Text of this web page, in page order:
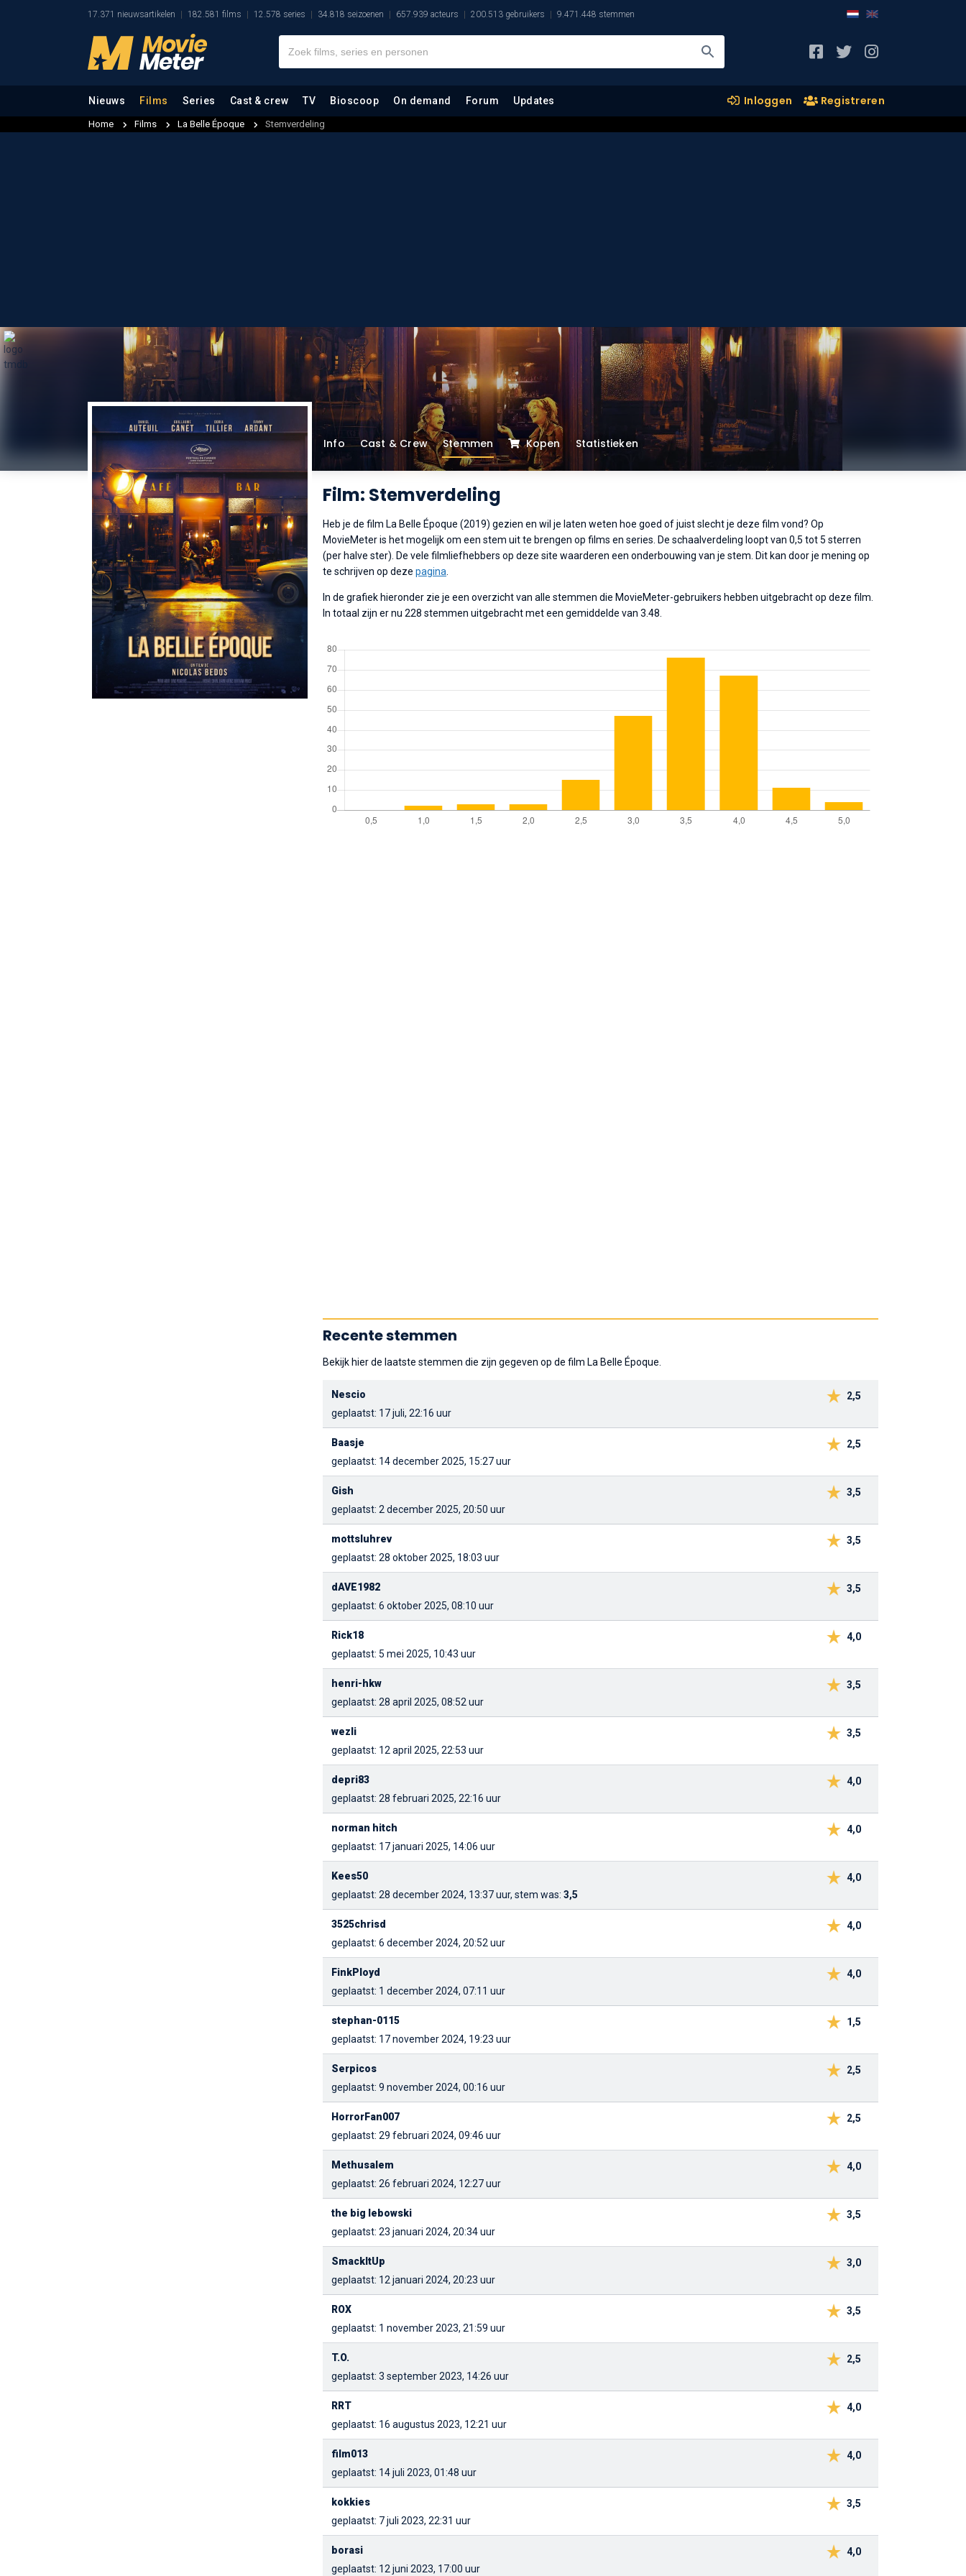
17.371 nieuwsartikelen 182.581 films 12.578 series 34.818 seizoenen 657.939 acteurs 200.513 gebruikers 9.471.448 stemmen
Nieuws Films Series Cast & crew TV Bioscoop On demand Forum Updates Inloggen Registreren
Home Films La Belle Époque Stemverdeling
Info Cast & Crew Stemmen Kopen Statistieken
Film: Stemverdeling
Heb je de film La Belle Époque (2019) gezien en wil je laten weten hoe goed of juist slecht je deze film vond? Op
MovieMeter is het mogelijk om een stem uit te brengen op films en series. De schaalverdeling loopt van 0,5 tot 5 sterren
(per halve ster). De vele filmliefhebbers op deze site waarderen een onderbouwing van je stem. Dit kan door je mening op
te schrijven op deze pagina
In de grafiek hieronder zie je een overzicht van alle stemmen die MovieMeter-gebruikers hebben uitgebracht op deze film.
In totaal zijn er nu 228 stemmen uitgebracht met een gemiddelde van 3.48.
Recente stemmen
Bekijk hier de laatste stemmen die zijn gegeven op de film La Belle Époque.
2,5
Nescio
geplaatst: 17 juli, 22:16 uur
2,5
Baasje
geplaatst: 14 december 2025, 15:27 uur
3,5
Gish
geplaatst: 2 december 2025, 20:50 uur
3,5
mottsluhrev
geplaatst: 28 oktober 2025, 18:03 uur
3,5
dAVE1982
geplaatst: 6 oktober 2025, 08:10 uur
4,0
Rick18
geplaatst: 5 mei 2025, 10:43 uur
3,5
henri-hkw
geplaatst: 28 april 2025, 08:52 uur
3,5
wezli
geplaatst: 12 april 2025, 22:53 uur
4,0
depri83
geplaatst: 28 februari 2025, 22:16 uur
4,0
norman hitch
geplaatst: 17 januari 2025, 14:06 uur
4,0
Kees50
geplaatst: 28 december 2024, 13:37 uur, stem was: 3,5
4,0
3525chrisd
geplaatst: 6 december 2024, 20:52 uur
4,0
FinkPloyd
geplaatst: 1 december 2024, 07:11 uur
1,5
stephan-0115
geplaatst: 17 november 2024, 19:23 uur
2,5
Serpicos
geplaatst: 9 november 2024, 00:16 uur
2,5
HorrorFan007
geplaatst: 29 februari 2024, 09:46 uur
4,0
Methusalem
geplaatst: 26 februari 2024, 12:27 uur
3,5
the big lebowski
geplaatst: 23 januari 2024, 20:34 uur
3,0
SmackItUp
geplaatst: 12 januari 2024, 20:23 uur
3,5
ROX
geplaatst: 1 november 2023, 21:59 uur
2,5
T.O.
geplaatst: 3 september 2023, 14:26 uur
4,0
RRT
geplaatst: 16 augustus 2023, 12:21 uur
4,0
film013
geplaatst: 14 juli 2023, 01:48 uur
3,5
kokkies
geplaatst: 7 juli 2023, 22:31 uur
4,0
borasi
geplaatst: 12 juni 2023, 17:00 uur